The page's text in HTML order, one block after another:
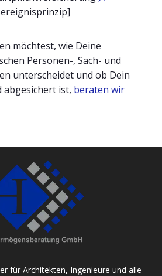
möchtest, wie Deine
Personen-, Sach- und
unterscheidet und ob Dein
abgesichert ist, beraten wir
für Architekten, Ingenieure und alle